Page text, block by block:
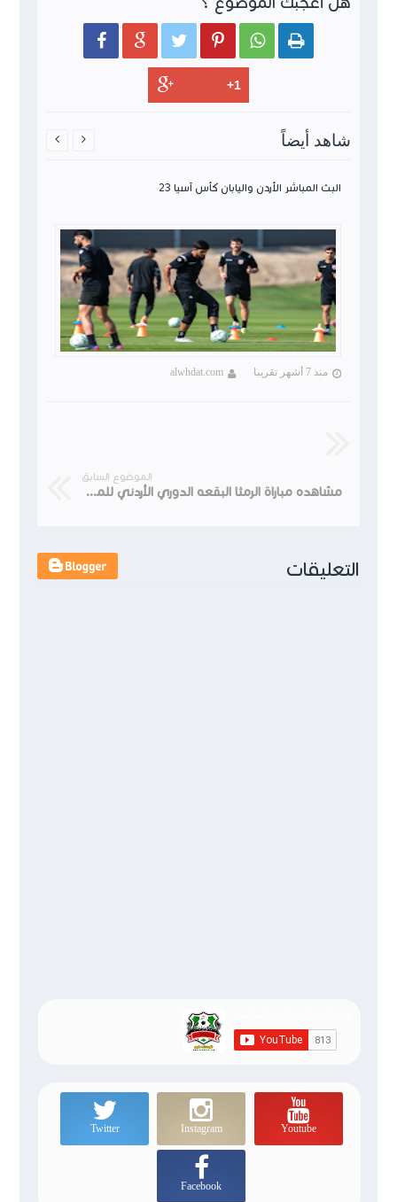
     
شاهد أيضاً
البث المباشر الأردن واليابان كأس آسيا 23
منذ 7 أشهر تقريبا alwhdat.com
 
الموضوع السابق
مشاهده مباراة الرمثا البقعه الدوري الأردني للمحترفين CFI 2025 /2026
التعليقات
Youtube
Instagram
Twitter
Facebook